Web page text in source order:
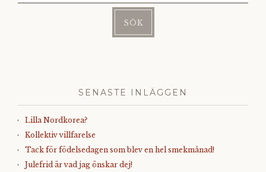
SENASTE INLÄGGEN
Lilla Nordkorea?
Kollektiv villfarelse
Tack för födelsedagen som blev en hel smekmånad!
Julefrid är vad jag önskar dej!